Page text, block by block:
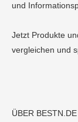
und
Jetzt Produkte
vergleichen und
ÜBER BESTN.DE